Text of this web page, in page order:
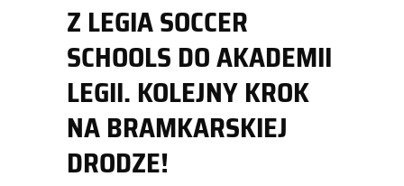
Z LEGIA SOCCER
SCHOOLS DO AKADEMII
LEGII. KOLEJNY KROK
NA BRAMKARSKIEJ
DRODZE!